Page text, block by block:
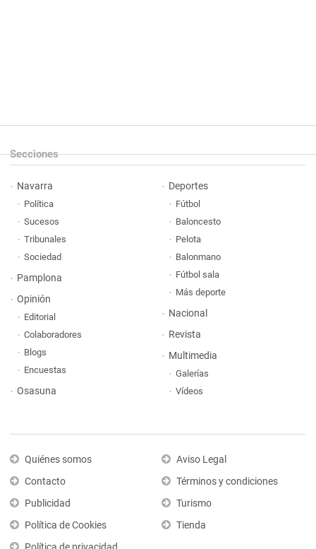
Secciones
Navarra
Política
Sucesos
Tribunales
Sociedad
Pamplona
Opinión
Editorial
Colaboradores
Blogs
Encuestas
Osasuna
Deportes
Fútbol
Baloncesto
Pelota
Balonmano
Fútbol sala
Más deporte
Nacional
Revista
Multimedia
Galerías
Vídeos
Quiénes somos
Contacto
Publicidad
Política de Cookies
Aviso Legal
Términos y condiciones
Turismo
Tienda